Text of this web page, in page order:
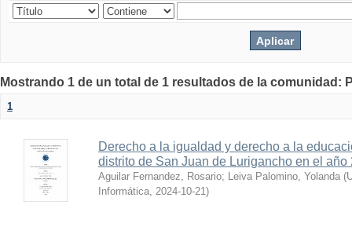
Mostrando 1 de un total de 1 resultados de la comunidad:
1
Derecho a la igualdad y derecho a la
distrito de San Juan de Lurigancho en el año
Aguilar Fernandez, Rosario; Leiva Palomino, Yolanda (
Informática, 2024-10-21)